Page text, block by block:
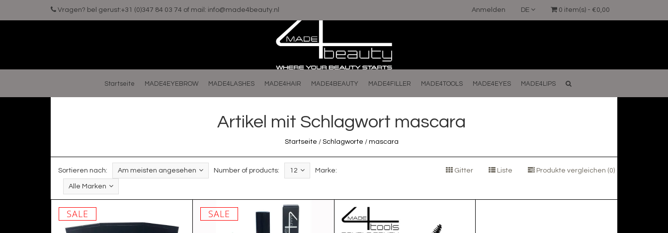
Vragen? bel gerust:+31 (0)347 84 03 74 of mail: info@made4beauty.nl 0 item(s) - €0,00
DE
Anmelden
Startseite MADE4EYEBROW MADE4LASHES MADE4HAIR MADE4BEAUTY MADE4FILLER MADE4TOOLS MADE4EYES MADE4LIPS
Artikel mit Schlagwort mascara
Startseite / Schlagworte / mascara
Sortieren nach: Am meisten angesehen Number of products: 12 Marke:
Alle Marken
Gitter Liste Produkte vergleichen (0)
SALE SALE